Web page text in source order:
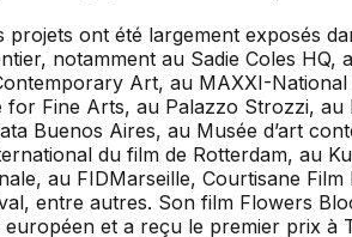
projets ont été largement exposés
notamment au Sadie Coles HQ,
Art, au MAXXI-National
Fine Arts, au Palazzo Strozzi, au
Buenos Aires, au Musée d’art
du film de Rotterdam, au
au FIDMarseille, Courtisane Film
entre autres. Son film Flowers
et a reçu le premier prix à